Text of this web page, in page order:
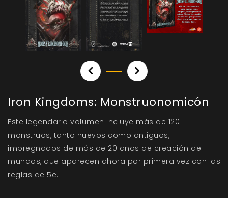
Iron Kingdoms: Monstruonomicón
Este legendario volumen incluye más de 120
monstruos, tanto nuevos como antiguos,
impregnados de más de 20 años de creación de
mundos, que aparecen ahora por primera vez con las
reglas de 5e.